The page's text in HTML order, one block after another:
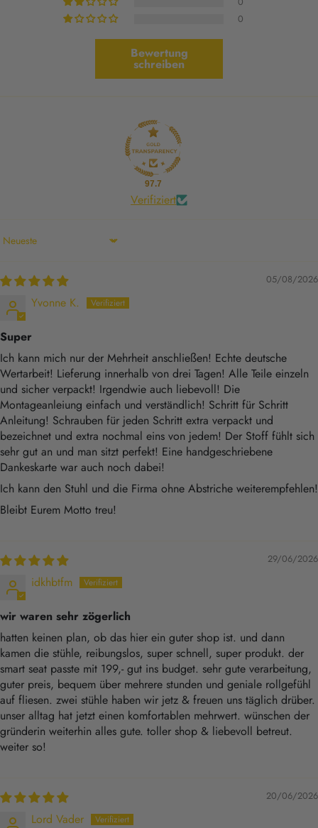
0
Bewertung
schreiben
97.7
Verifiziert
Sort by
05/08/2026
Yvonne K.
Super
Ich kann mich nur der Mehrheit anschließen! Echte deutsche
Wertarbeit! Lieferung innerhalb von drei Tagen! Alle Teile einzeln
und sicher verpackt! Irgendwie auch liebevoll! Die
Montageanleiung einfach und verständlich! Schritt für Schritt
Anleitung! Schrauben für jeden Schritt extra verpackt und
bezeichnet und extra nochmal eins von jedem! Der Stoff fühlt sich
sehr gut an und man sitzt perfekt! Eine handgeschriebene
Dankeskarte war auch noch dabei!
Ich kann den Stuhl und die Firma ohne Abstriche weiterempfehlen!
Bleibt Eurem Motto treu!
29/06/2026
idkhbtfm
wir waren sehr zögerlich
hatten keinen plan, ob das hier ein guter shop ist. und dann
kamen die stühle, reibungslos, super schnell, super produkt. der
smart seat passte mit 199,- gut ins budget. sehr gute verarbeitung,
guter preis, bequem über mehrere stunden und geniale rollgefühl
auf fliesen. zwei stühle haben wir jetz & freuen uns täglich drüber.
unser alltag hat jetzt einen komfortablen mehrwert. wünschen der
gründerin weiterhin alles gute. toller shop & liebevoll betreut.
weiter so!
20/06/2026
Lord Vader